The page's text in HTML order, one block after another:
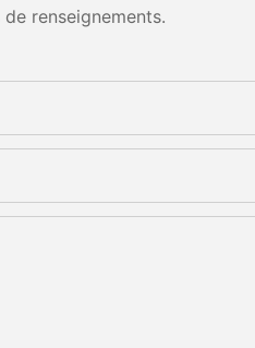
renseignements.